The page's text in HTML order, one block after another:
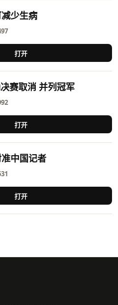
少生病
打开
赛取消 并列冠军
打开
中国记者
打开